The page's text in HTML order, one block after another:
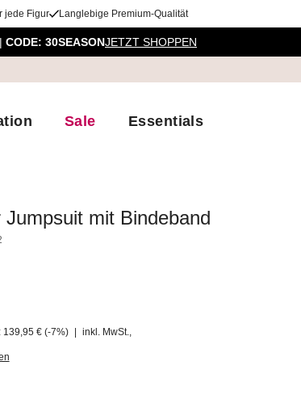
jede Figur Langlebige Premium-Qualität
CODE: 30SEASONJETZT SHOPPEN
Sale Essentials
Jumpsuit mit Bindeband
139,95 € (-7%) inkl. MwSt.,